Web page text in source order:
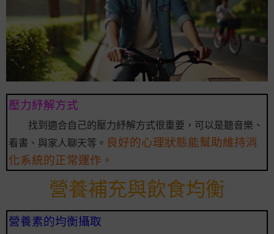
壓力紓解方式
找到適合自己的壓力紓解方式很重要，可以是聽音樂、
看書、與家人聊天等。 良好的心理狀態能幫助維持消
化系統的正常運作。
營養補充與飲食均衡
營養素的均衡攝取